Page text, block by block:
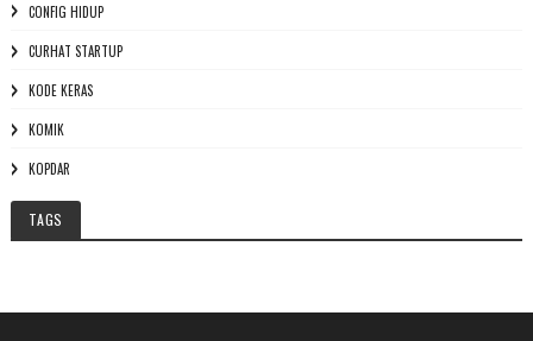
CONFIG HIDUP
CURHAT STARTUP
KODE KERAS
KOMIK
KOPDAR
TAGS